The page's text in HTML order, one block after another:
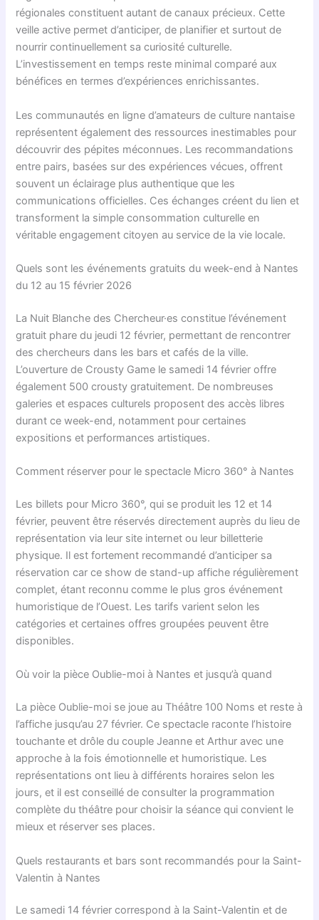
régionales constituent autant de canaux précieux. Cette
veille active permet d’anticiper, de planifier et surtout de
nourrir continuellement sa curiosité culturelle.
L’investissement en temps reste minimal comparé aux
bénéfices en termes d’expériences enrichissantes.
Les communautés en ligne d’amateurs de culture nantaise
représentent également des ressources inestimables pour
découvrir des pépites méconnues. Les recommandations
entre pairs, basées sur des expériences vécues, offrent
souvent un éclairage plus authentique que les
communications officielles. Ces échanges créent du lien et
transforment la simple consommation culturelle en
véritable engagement citoyen au service de la vie locale.
Quels sont les événements gratuits du week-end à Nantes
du 12 au 15 février 2026
La Nuit Blanche des Chercheur·es constitue l’événement
gratuit phare du jeudi 12 février, permettant de rencontrer
des chercheurs dans les bars et cafés de la ville.
L’ouverture de Crousty Game le samedi 14 février offre
également 500 crousty gratuitement. De nombreuses
galeries et espaces culturels proposent des accès libres
durant ce week-end, notamment pour certaines
expositions et performances artistiques.
Comment réserver pour le spectacle Micro 360° à Nantes
Les billets pour Micro 360°, qui se produit les 12 et 14
février, peuvent être réservés directement auprès du lieu de
représentation via leur site internet ou leur billetterie
physique. Il est fortement recommandé d’anticiper sa
réservation car ce show de stand-up affiche régulièrement
complet, étant reconnu comme le plus gros événement
humoristique de l’Ouest. Les tarifs varient selon les
catégories et certaines offres groupées peuvent être
disponibles.
Où voir la pièce Oublie-moi à Nantes et jusqu’à quand
La pièce Oublie-moi se joue au Théâtre 100 Noms et reste à
l’affiche jusqu’au 27 février. Ce spectacle raconte l’histoire
touchante et drôle du couple Jeanne et Arthur avec une
approche à la fois émotionnelle et humoristique. Les
représentations ont lieu à différents horaires selon les
jours, et il est conseillé de consulter la programmation
complète du théâtre pour choisir la séance qui convient le
mieux et réserver ses places.
Quels restaurants et bars sont recommandés pour la Saint-
Valentin à Nantes
Le samedi 14 février correspond à la Saint-Valentin et de